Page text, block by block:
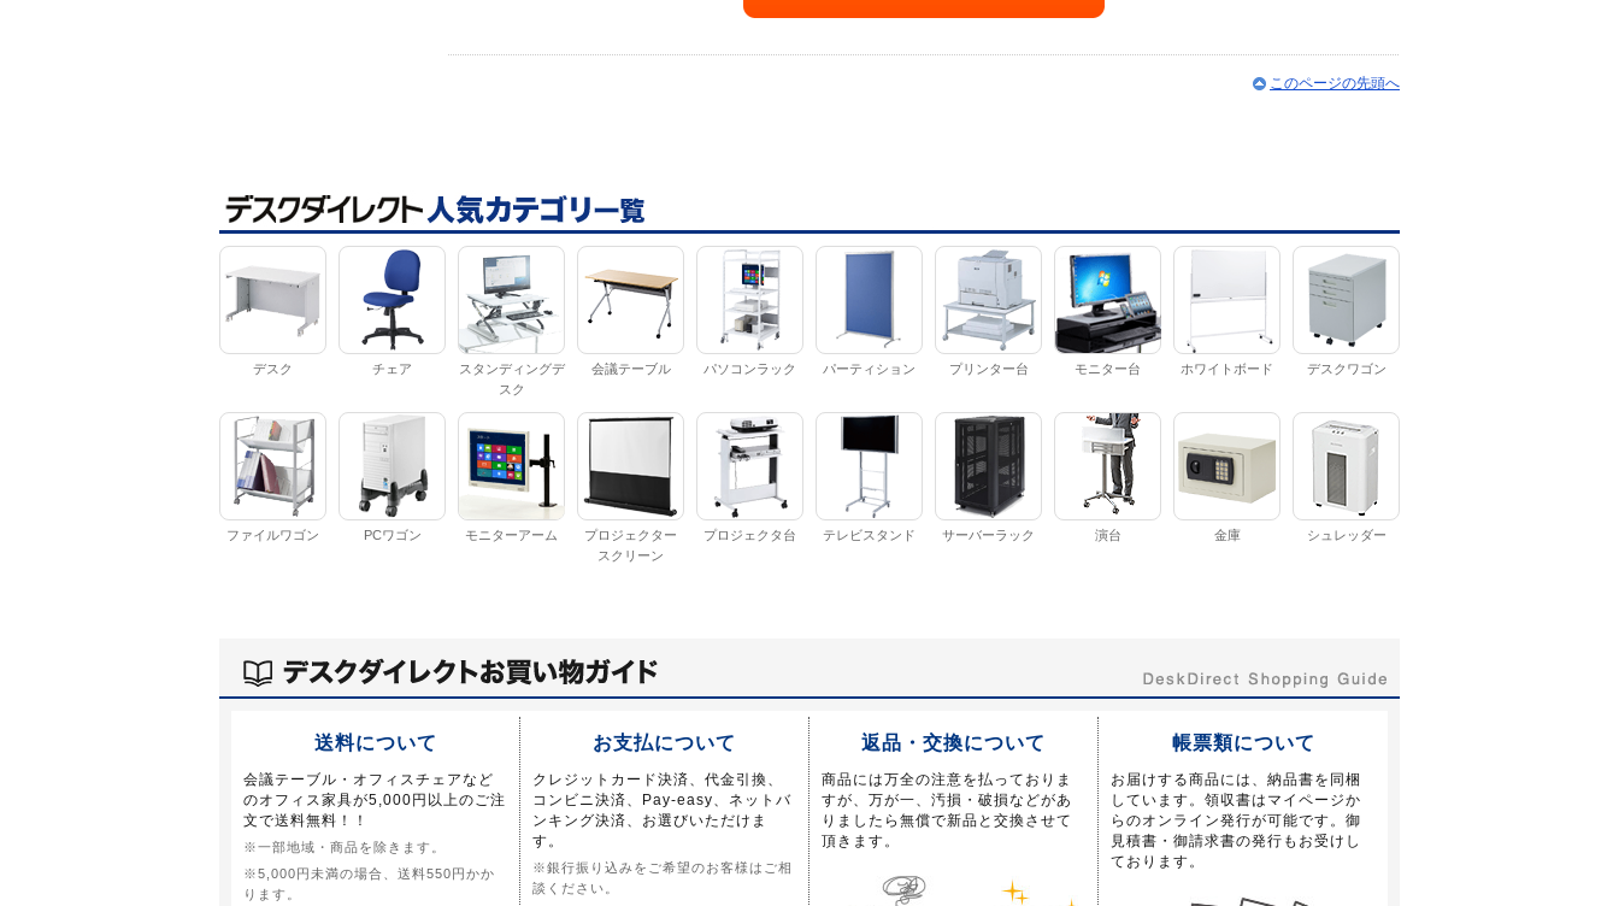
このページの先頭へ
デスク チェア
スタンディングデ
スク
会議テーブル パソコンラック パーティション プリンター台 モニター台 ホワイトボード デスクワゴン
ファイルワゴン PCワゴン モニターアーム
プロジェクター
スクリーン
プロジェクタ台 テレビスタンド サーバーラック 演台 金庫 シュレッダー
送料について
会議テーブル・オフィスチェアなど
のオフィス家具が5,000円以上のご注
文で送料無料！！
※一部地域・商品を除きます。
※5,000円未満の場合、送料550円かか
ります。
お支払について
クレジットカード決済、代金引換、
コンビニ決済、Pay-easy、ネットバ
ンキング決済、お選びいただけま
す。
※銀行振り込みをご希望のお客様はご相
談ください。
返品・交換について
商品には万全の注意を払っておりま
すが、万が一、汚損・破損などがあ
りましたら無償で新品と交換させて
頂きます。
帳票類について
お届けする商品には、納品書を同梱
しています。領収書はマイページか
らのオンライン発行が可能です。御
見積書・御請求書の発行もお受けし
ております。